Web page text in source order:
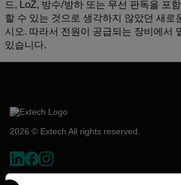
드, LoZ, 방수/방하 또는 무선 판독을 포
할 수 있는 것으로 생각하지 않았던 새로
시오. 따라서 전원이 공급되는 장비에서
있습니다.
2026 © Extech All rights reserved.
Select your preferred country and